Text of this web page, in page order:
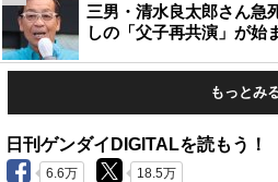
三男・清水良太郎さん
しの「父子再共演」が始
もっとみ
日刊ゲンダイDIGITALを読もう！
6.6万 18.5万